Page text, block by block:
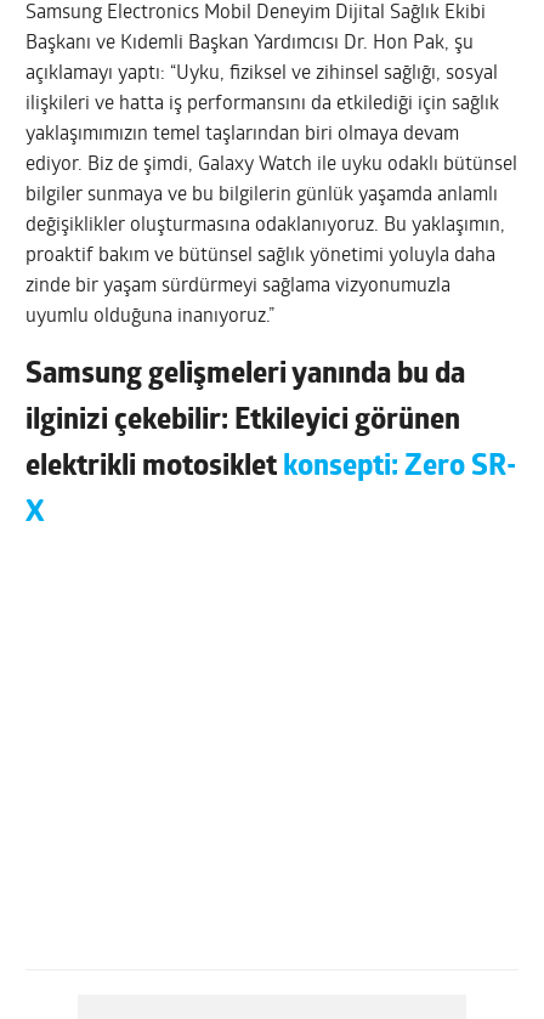
Samsung Electronics Mobil Deneyim Dijital Sağlık Ekibi
Başkanı ve Kıdemli Başkan Yardımcısı Dr. Hon Pak, şu
açıklamayı yaptı: “Uyku, fiziksel ve zihinsel sağlığı, sosyal
ilişkileri ve hatta iş performansını da etkilediği için sağlık
yaklaşımımızın temel taşlarından biri olmaya devam
ediyor. Biz de şimdi, Galaxy Watch ile uyku odaklı bütünsel
bilgiler sunmaya ve bu bilgilerin günlük yaşamda anlamlı
değişiklikler oluşturmasına odaklanıyoruz. Bu yaklaşımın,
proaktif bakım ve bütünsel sağlık yönetimi yoluyla daha
zinde bir yaşam sürdürmeyi sağlama vizyonumuzla
uyumlu olduğuna inanıyoruz.”
Samsung gelişmeleri yanında bu da
ilginizi çekebilir: Etkileyici görünen
elektrikli motosiklet konsepti: Zero SR-
X